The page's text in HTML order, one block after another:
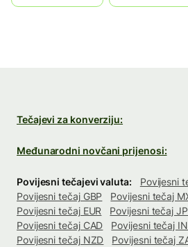
Tečajevi za konverziju:
Međunarodni novčani prijenosi:
Povijesni tečajevi valuta:
Povijesni
Povijesni tečaj GBP
Povijesni tečaj
Povijesni tečaj EUR
Povijesni tečaj
Povijesni tečaj CAD
Povijesni tečaj
Povijesni tečaj NZD
Povijesni tečaj